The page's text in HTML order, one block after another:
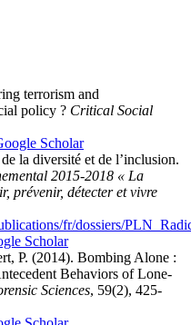
terrorism and
policy ? Critical Social
Scholar
la diversité et de l’inclusion.
2015-2018 « La
prévenir, détecter et vivre
fr/dossiers/
Scholar
P. (2014). Bombing Alone :
Behaviors of Lone-
Sciences, 59(2), 425-